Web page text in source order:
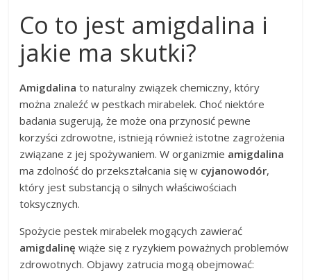
Co to jest amigdalina i
jakie ma skutki?
Amigdalina to naturalny związek chemiczny, który
można znaleźć w pestkach mirabelek. Choć niektóre
badania sugerują, że może ona przynosić pewne
korzyści zdrowotne, istnieją również istotne zagrożenia
związane z jej spożywaniem. W organizmie amigdalina
ma zdolność do przekształcania się w cyjanowodór,
który jest substancją o silnych właściwościach
toksycznych.
Spożycie pestek mirabelek mogących zawierać
amigdalinę wiąże się z ryzykiem poważnych problemów
zdrowotnych. Objawy zatrucia mogą obejmować: